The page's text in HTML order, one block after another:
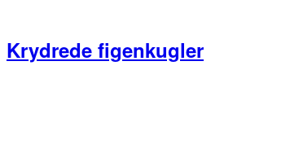
Krydrede figenkugler